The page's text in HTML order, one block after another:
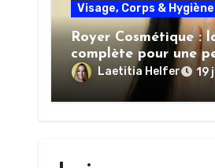
Visage, Corps & Hygiène
Royer Cosmétique :
complète pour une
nourrieLaetitia Helfer 19